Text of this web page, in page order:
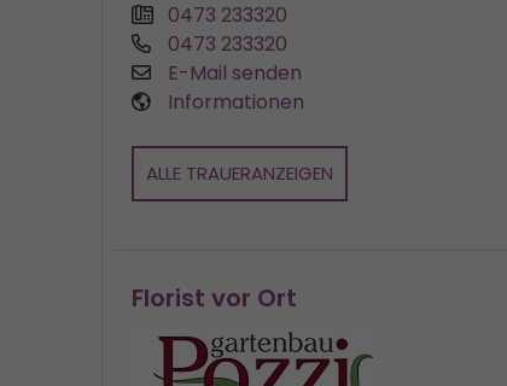
0473 233320
0473 233320
E-Mail senden
Informationen
ALLE TRAUERANZEIGEN
Florist vor Ort